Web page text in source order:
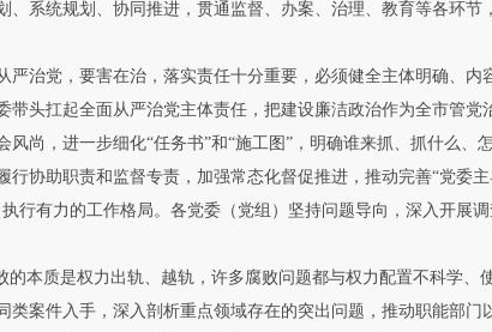
系统规划、协同推进，贯通监督、办案、治理、教育等各环节
治党，要害在治，落实责任十分重要，必须健全主体明确、内
带头扛起全面从严治党主体责任，把建设廉洁政治作为全市管党
尚，进一步细化“任务书”和“施工图”，明确谁来抓、抓什么、
行协助职责和监督专责，加强常态化督促推进，推动完善“党委
行有力的工作格局。各党委（党组）坚持问题导向，深入开展
本质是权力出轨、越轨，许多腐败问题都与权力配置不科学、
案件入手，深入剖析重点领域存在的突出问题，推动职能部门